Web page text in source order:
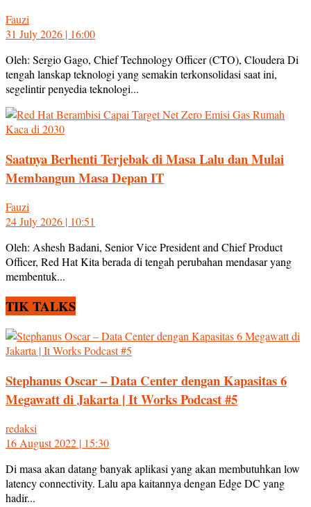
Fauzi
31 July 2026 | 16:00
Oleh: Sergio Gago, Chief Technology Officer (CTO), Cloudera Di
tengah lanskap teknologi yang semakin terkonsolidasi saat ini,
segelintir penyedia teknologi...
Saatnya Berhenti Terjebak di Masa Lalu dan Mulai
Membangun Masa Depan IT
Fauzi
24 July 2026 | 10:51
Oleh: Ashesh Badani, Senior Vice President and Chief Product
Officer, Red Hat Kita berada di tengah perubahan mendasar yang
membentuk...
TIK TALKS
Stephanus Oscar – Data Center dengan Kapasitas 6
Megawatt di Jakarta | It Works Podcast #5
redaksi
16 August 2022 | 15:30
Di masa akan datang banyak aplikasi yang akan membutuhkan low
latency connectivity. Lalu apa kaitannya dengan Edge DC yang
hadir...